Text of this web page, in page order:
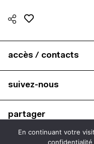
accès / contacts
suivez-nous
partager
En continuant votre
confidentialité